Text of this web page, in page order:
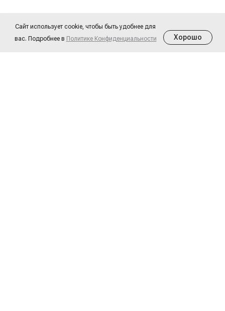
Сайт использует cookie, чтобы быть удобнее для
вас. Подробнее в Политике Конфиденциальности Хорошо